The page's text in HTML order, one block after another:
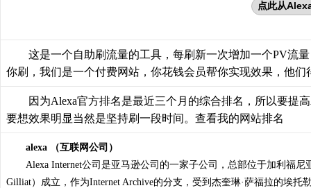
点此从
这是一个自助刷流量的工具，每刷新一次增加一个PV流
你刷，我们是一个付费网站，你花钱会员帮你实现效果，他们
因为Alexa官方排名是最近三个月的综合排名，所以要提
要想效果明显当然是坚持刷一段时间。 查看我的网站排名
alexa （互联网公司）
Alexa Internet公司是亚马逊公司的一家子公司，总部位于加利福尼
Gilliat）成立，作为Internet Archive的分支，受到杰奎琳·萨福拉的埃